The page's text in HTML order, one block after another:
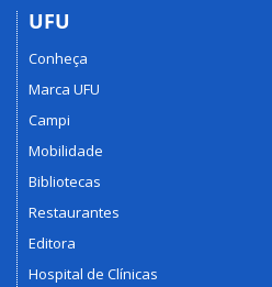
UFU
Conheça
Marca UFU
Campi
Mobilidade
Bibliotecas
Restaurantes
Editora
Hospital de Clínicas